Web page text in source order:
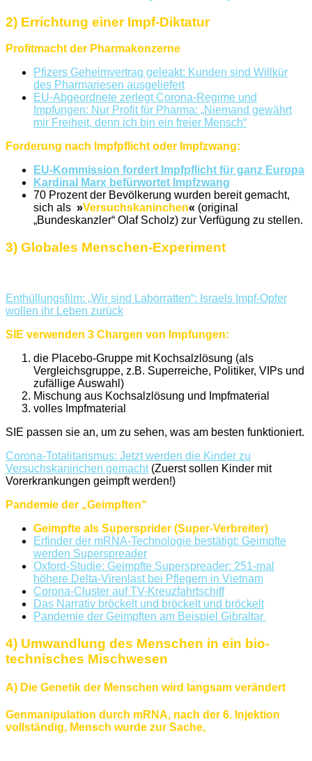
2) Errichtung einer Impf-Diktatur
Profitmacht der Pharmakonzerne
Pfizers Geheimvertrag geleakt: Kunden sind Willkür
des Pharmariesen ausgeliefert
EU-Abgeordnete zerlegt Corona-Regime und
Impfungen: Nur Profit für Pharma: „Niemand gewährt
mir Freiheit, denn ich bin ein freier Mensch“
Forderung nach Impfpflicht oder Impfzwang:
EU-Kommission fordert Impfpflicht für ganz Europa
Kardinal Marx befürwortet Impfzwang
70 Prozent der Bevölkerung wurden bereit gemacht,
sich als »Versuchskaninchen« (original
„Bundeskanzler“ Olaf Scholz) zur Verfügung zu stellen.
3) Globales Menschen-Experiment
Enthüllungsfilm: „Wir sind Laborratten“: Israels Impf-Opfer
wollen ihr Leben zurück
SIE verwenden 3 Chargen von Impfungen:
die Placebo-Gruppe mit Kochsalzlösung (als
Vergleichsgruppe, z.B. Superreiche, Politiker, VIPs und
zufällige Auswahl)
Mischung aus Kochsalzlösung und Impfmaterial
volles Impfmaterial
SIE passen sie an, um zu sehen, was am besten funktioniert.
Corona-Totalitarismus: Jetzt werden die Kinder zu
Versuchskaninchen gemacht(Zuerst sollen Kinder mit
Vorerkrankungen geimpft werden!)
Pandemie der „Geimpften“
Geimpfte als Supersprider (Super-Verbreiter)
Erfinder der mRNA-Technologie bestätigt: Geimpfte
werden Superspreader
Oxford-Studie: Geimpfte Superspreader: 251-mal
höhere Delta-Virenlast bei Pflegern in Vietnam
Corona-Cluster auf TV-Kreuzfahrtschiff
Das Narrativ bröckelt und bröckelt und bröckelt
Pandemie der Geimpften am Beispiel Gibraltar
4) Umwandlung des Menschen in ein bio-
technisches Mischwesen
A) Die Genetik der Menschen wird langsam verändert
Genmanipulation durch mRNA, nach der 6. Injektion
vollständig, Mensch wurde zur Sache,